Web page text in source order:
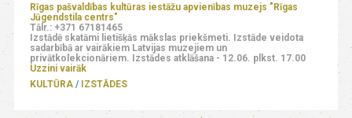
Rīgas pašvaldības kultūras iestāžu apvienības muzejs "Rīgas
Jūgendstila centrs"
Tālr.: +371 67181465
Izstādē skatāmi lietišķās mākslas priekšmeti. Izstāde veidota
sadarbībā ar vairākiem Latvijas muzejiem un
privātkolekcionāriem. Izstādes atklāšana - 12.06. plkst. 17.00
Uzzini vairāk
KULTŪRA
IZSTĀDES